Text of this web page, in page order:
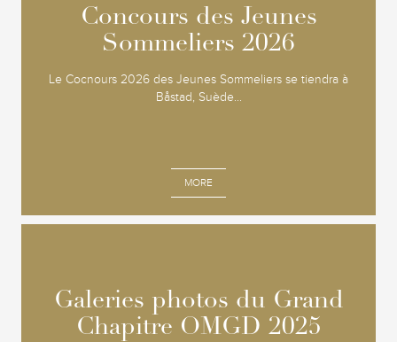
Concours des Jeunes
Sommeliers 2026
Le Cocnours 2026 des Jeunes Sommeliers se tiendra à
Båstad, Suède...
MORE
Concours des Jeunes
Sommeliers 2026
Galeries photos du Grand
Chapitre OMGD 2025
Galeries photos du Grand
Chapitre OMGD 2025